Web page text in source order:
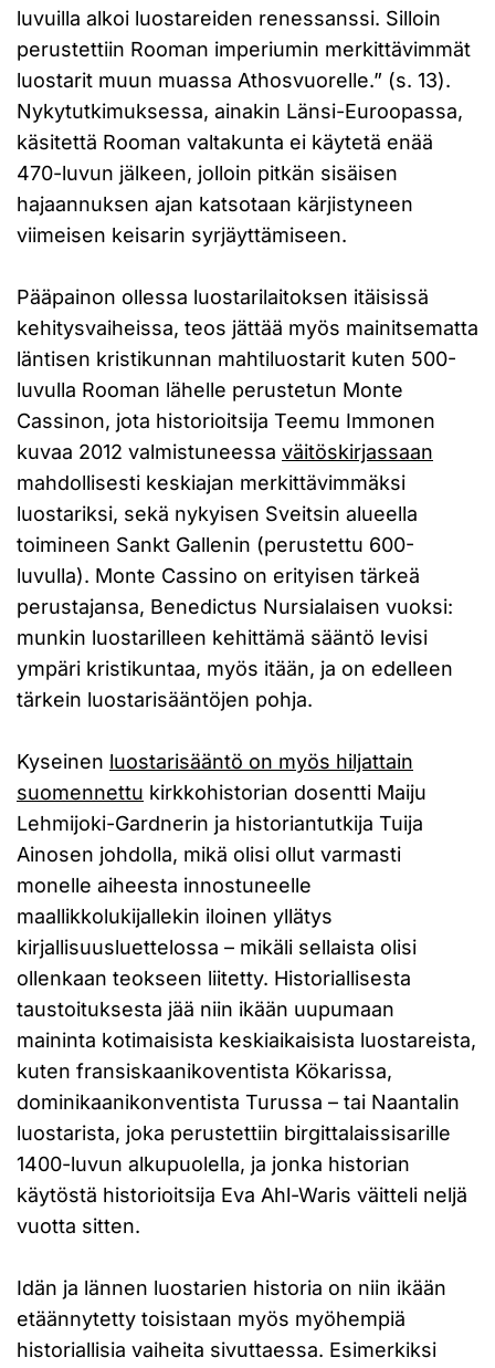
luvuilla alkoi luostareiden renessanssi. Silloin
perustettiin Rooman imperiumin merkittävimmät
luostarit muun muassa Athosvuorelle.” (s. 13).
Nykytutkimuksessa, ainakin Länsi-Euroopassa,
käsitettä Rooman valtakunta ei käytetä enää
470-luvun jälkeen, jolloin pitkän sisäisen
hajaannuksen ajan katsotaan kärjistyneen
viimeisen keisarin syrjäyttämiseen.
Pääpainon ollessa luostarilaitoksen itäisissä
kehitysvaiheissa, teos jättää myös mainitsematta
läntisen kristikunnan mahtiluostarit kuten 500-
luvulla Rooman lähelle perustetun Monte
Cassinon, jota historioitsija Teemu Immonen
kuvaa 2012 valmistuneessa väitöskirjassaan
mahdollisesti keskiajan merkittävimmäksi
luostariksi, sekä nykyisen Sveitsin alueella
toimineen Sankt Gallenin (perustettu 600-
luvulla). Monte Cassino on erityisen tärkeä
perustajansa, Benedictus Nursialaisen vuoksi:
munkin luostarilleen kehittämä sääntö levisi
ympäri kristikuntaa, myös itään, ja on edelleen
tärkein luostarisääntöjen pohja.
Kyseinen luostarisääntö on myös hiljattain
suomennettu kirkkohistorian dosentti Maiju
Lehmijoki-Gardnerin ja historiantutkija Tuija
Ainosen johdolla, mikä olisi ollut varmasti
monelle aiheesta innostuneelle
maallikkolukijallekin iloinen yllätys
kirjallisuusluettelossa – mikäli sellaista olisi
ollenkaan teokseen liitetty. Historiallisesta
taustoituksesta jää niin ikään uupumaan
maininta kotimaisista keskiaikaisista luostareista,
kuten fransiskaanikoventista Kökarissa,
dominikaanikonventista Turussa – tai Naantalin
luostarista, joka perustettiin birgittalaissisarille
1400-luvun alkupuolella, ja jonka historian
käytöstä historioitsija Eva Ahl-Waris väitteli neljä
vuotta sitten.
Idän ja lännen luostarien historia on niin ikään
etäännytetty toisistaan myös myöhempiä
historiallisia vaiheita sivuttaessa. Esimerkiksi